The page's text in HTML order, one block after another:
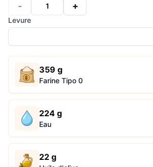
- 1 +
Levure
359 g
Farine Tipo 0
224 g
Eau
22 g